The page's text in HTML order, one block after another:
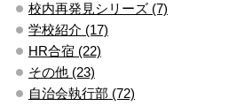
校内再発見シリーズ (7)
学校紹介 (17)
HR合宿 (22)
その他 (23)
自治会執行部 (72)